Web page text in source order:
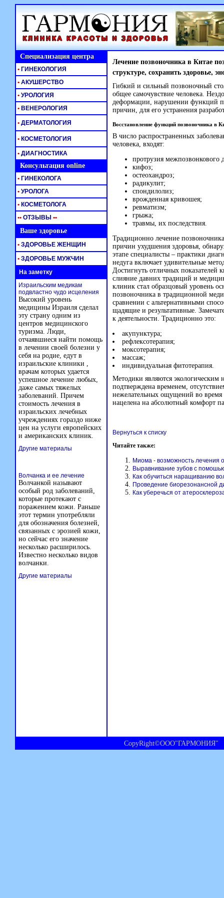
Специализация центра
Лечение позвоночника в Китае
структуре, сохранить здоровье,
Гибкий и сильный позвоночный
общее самочувствие человека.
деформации, нарушении функций
причин, для его устранения
Восстановление функций позвоночника в
В число распространенных
человека, входят:
протрузия межпозвонкового
кифоз;
остеохандроз;
радикулит;
спондилолиз;
врожденная кривошея;
ревматизм;
грыжа;
травмы, их последствия.
Традиционно лечение
причин ухудшения здоровья,
этапе специалисты – практики
недуга включает удивительные
Достигнуть отличных показателей
слияние давних традиций и
клиник стал образцовый уровень
позвоночника в традиционной
сравнении с альтернативными
щадящие и результативные.
к деятельности. Традиционно это:
акупунктура;
рефлексотерапия;
моксотерапия;
массаж;
индивидуальная фитотерапия.
Методики являются экологическим
подтверждена временем,
нежелательных ощущений во
нацелена на абсолютный комфорт
Вернуться к списку
Читайте также:
Миома - возможность лечения
Выравнивание зубов с
Как обучиться наращиванию
Проведение биорезонансной
Как уберечься от
• ГИНЕКОЛОГИЯ
• АКУШЕРСТВО
• УРОЛОГИЯ
• ВЕНЕРОЛОГИЯ
• ДЕРМАТОЛОГИЯ
• КОСМЕТОЛОГИЯ
• ДИАГНОСТИКА
Консультация online
• ГИНЕКОЛОГА
• УРОЛОГА
• КОСМЕТОЛОГА
•• ОТЗЫВЫ ••
Ваше здоровье
• ЗДОРОВЬЕ ЖЕНЩИН
• ЗДОРОВЬЕ МУЖЧИН
На заметку
Израильским медикам
подвластно чудо исцеления
Высокий уровень
медицины Израиля сделал
эту страну одним из
центров медицинского
туризма. Люди,
отчаявшиеся найти помощь
в лечении своей болезни у
себя на родие, едут в
израильские клиники ,
врачам которых удается
успешное лечение любых,
даже самых тяжелых
заболеваний. Причем
стоимость лечения в
израильских лечебных
учреждениях гораздо ниже
цен на услуги европейских
и американских клиник.
Другие материалы
Волчанка и ее лечение
Волчанкой называют
особый род заболеваний,
которые протекают с
поражением кожи. Раньше
этот термин употребляли
для обозначения болезней,
связанных с эрозией кожи,
но сейчас его значение
несколько расширилось.
Известно несколько видов
волчанки.
Другие материалы